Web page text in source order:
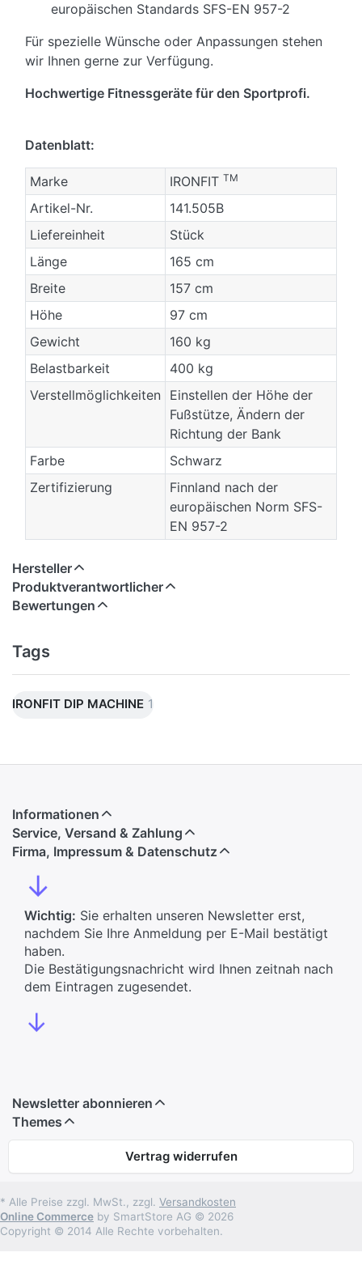
europäischen Standards SFS-EN 957-2
Für spezielle Wünsche oder Anpassungen stehen
wir Ihnen gerne zur Verfügung.
Hochwertige Fitnessgeräte für den Sportprofi.
Datenblatt:
Marke IRONFIT TM
Artikel-Nr.
141.505B
Liefereinheit
Stück
Länge
165 cm
Breite
157 cm
Höhe
97 cm
Gewicht
160 kg
Belastbarkeit
400 kg
Verstellmöglichkeiten
Einstellen der Höhe der
Fußstütze, Ändern der
Richtung der Bank
Farbe
Schwarz
Zertifizierung
Finnland nach der
europäischen Norm SFS-
EN 957-2
Hersteller
Produktverantwortlicher
Bewertungen
Tags
IRONFIT DIP MACHINE 1
Informationen
Service, Versand & Zahlung
Firma, Impressum & Datenschutz
↓
Wichtig: Sie erhalten unseren Newsletter erst,
nachdem Sie Ihre Anmeldung per E-Mail bestätigt
haben.
Die Bestätigungsnachricht wird Ihnen zeitnah nach
dem Eintragen zugesendet.
↓
Newsletter abonnieren
Themes
Vertrag widerrufen
* Alle Preise zzgl. MwSt., zzgl. Versandkosten
Online Commerce by SmartStore AG © 2026
Copyright © 2014 Alle Rechte vorbehalten.